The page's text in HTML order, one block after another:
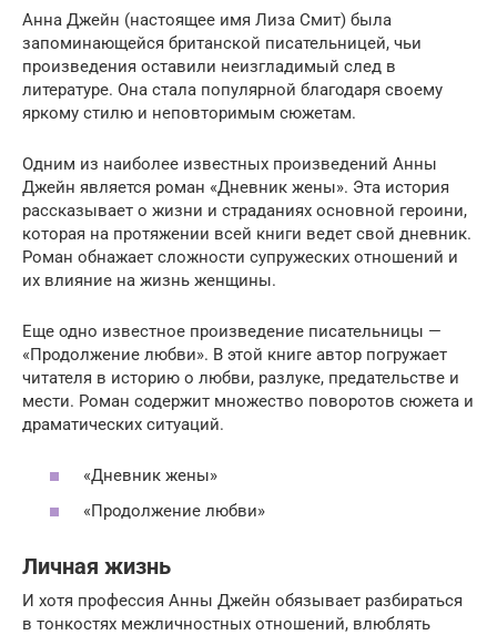
Анна Джейн (настоящее имя Лиза Смит) была
запоминающейся британской писательницей, чьи
произведения оставили неизгладимый след в
литературе. Она стала популярной благодаря своему
яркому стилю и неповторимым сюжетам.
Одним из наиболее известных произведений Анны
Джейн является роман «Дневник жены». Эта история
рассказывает о жизни и страданиях основной героини,
которая на протяжении всей книги ведет свой дневник.
Роман обнажает сложности супружеских отношений и
их влияние на жизнь женщины.
Еще одно известное произведение писательницы —
«Продолжение любви». В этой книге автор погружает
читателя в историю о любви, разлуке, предательстве и
мести. Роман содержит множество поворотов сюжета и
драматических ситуаций.
«Дневник жены»
«Продолжение любви»
Личная жизнь
И хотя профессия Анны Джейн обязывает разбираться
в тонкостях межличностных отношений, влюблять